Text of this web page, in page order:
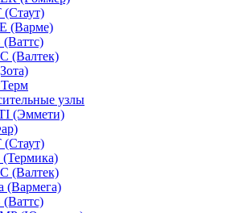
(Стаут)
(Варме)
(Ваттс)
(Валтек)
узлы
(Эммети)
(Стаут)
(Термика)
(Валтек)
(Вармега)
(Ваттс)